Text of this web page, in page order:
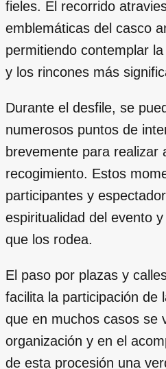
fieles. El recorrido
emblemáticas del casco
permitiendo contemplar
y los rincones más
Durante el desfile, se
numerosos puntos de
brevemente para realizar
recogimiento. Estos
participantes y
espiritualidad del evento
que los rodea.
El paso por plazas y
facilita la participación de
que en muchos casos se
organización y en el
de esta procesión una